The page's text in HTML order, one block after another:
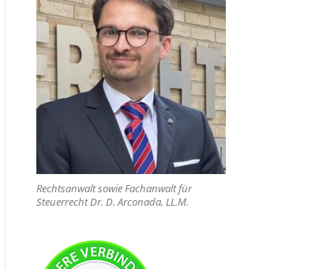
Rechtsanwalt sowie Fachanwalt für
Steuerrecht Dr. D. Arconada, LL.M.